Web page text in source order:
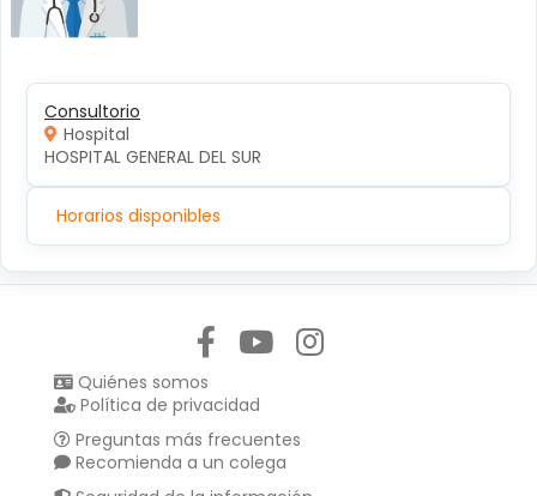
Consultorio
Hospital
HOSPITAL GENERAL DEL SUR
Horarios disponibles
Quiénes somos
Política de privacidad
Preguntas más frecuentes
Recomienda a un colega